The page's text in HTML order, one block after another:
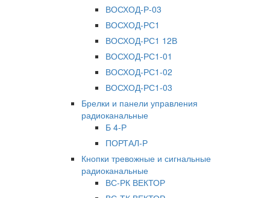
ВОСХОД-Р-03
ВОСХОД-РС1
ВОСХОД-РС1 12В
ВОСХОД-РС1-01
ВОСХОД-РС1-02
ВОСХОД-РС1-03
Брелки и панели управления
радиоканальные
Б 4-Р
ПОРТАЛ-Р
Кнопки тревожные и сигнальные
радиоканальные
ВС-РК ВЕКТОР